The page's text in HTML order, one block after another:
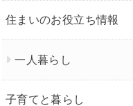
住まいのお役立ち情報
一人暮らし
子育てと暮らし